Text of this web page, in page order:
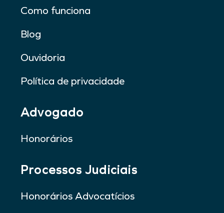
Como funciona
Blog
Ouvidoria
Política de privacidade
Advogado
Honorários
Processos Judiciais
Honorários Advocatícios